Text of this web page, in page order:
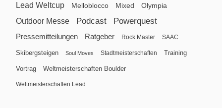
Lead Weltcup Melloblocco Mixed Olympia
Outdoor Messe Podcast Powerquest
Pressemitteilungen Ratgeber Rock Master SAAC
Skibergsteigen Soul Moves Stadtmeisterschaften Training
Vortrag Weltmeisterschaften Boulder
Weltmeisterschaften Lead